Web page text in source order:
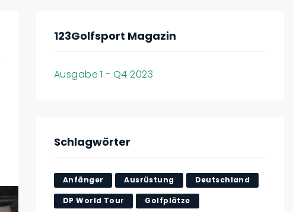
123Golfsport Magazin
Ausgabe 1 - Q4 2023
Schlagwörter
Anfänger Ausrüstung Deutschland
DP World Tour Golfplätze